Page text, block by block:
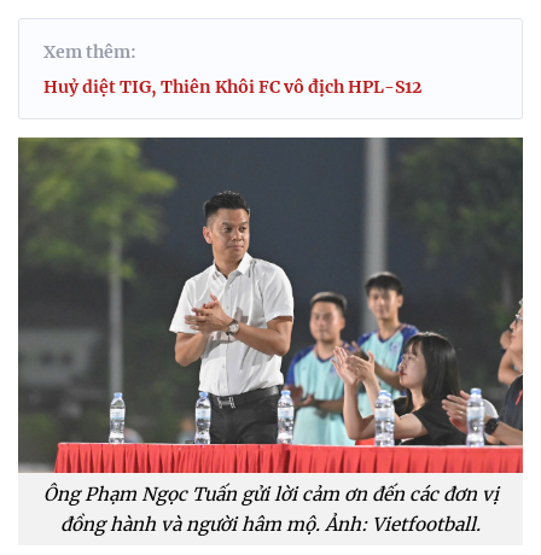
Xem thêm:
Huỷ diệt TIG, Thiên Khôi FC vô địch HPL-S12
Ông Phạm Ngọc Tuấn gửi lời cảm ơn đến các đơn vị
đồng hành và người hâm mộ. Ảnh: Vietfootball.